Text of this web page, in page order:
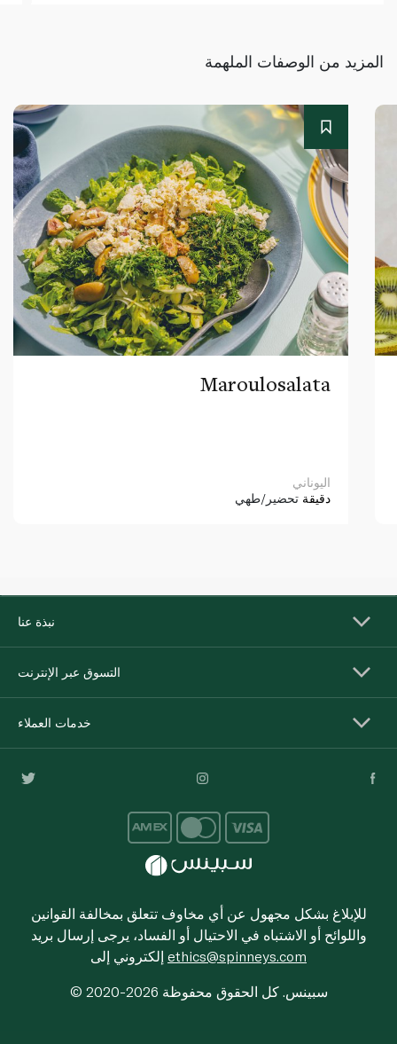
المزيد من الوصفات الملهمة
Maroulosalata
اليوناني
دقيقة تحضير/طهي
نبذة عنا
التسوق عبر الإنترنت
خدمات العملاء
للإبلاغ بشكل مجهول عن أي مخاوف تتعلق بمخالفة القوانين
واللوائح أو الاشتباه في الاحتيال أو الفساد، يرجى إرسال بريد
ethics@spinneys.com
© 2020-2026 سبينس. كل الحقوق محفوظة